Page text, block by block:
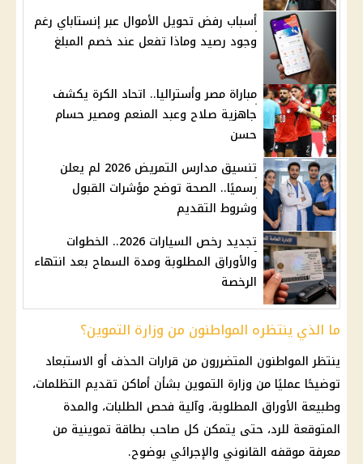
أسباب رفض تحويل الأموال عبر إنستاباي رغم
وجود رصيد وماذا تفعل عند خصم المبلغ
مباراة مصر وأستراليا.. اتحاد الكرة يكشف
جاهزية صلاح وعبد المنعم ومصير حسام
حسن
تنسيق مدارس التمريض 2026 لم يعلن
رسميًا.. الصحة توضح مؤشرات القبول
وشروط التقديم
تجديد رخص السيارات 2026.. الخطوات
والأوراق المطلوبة ومدة السماح بعد انتهاء
الرخصة
ما الذي ينتظره المواطنون من وزارة التموين؟
ينتظر المواطنون المتضررون من قرارات الحذف أو الاستبعاد
توضيحًا عمليًا من وزارة التموين بشأن أماكن تقديم التظلمات،
وطبيعة الأوراق المطلوبة، وآلية فحص الطلبات، والمدة
المتوقعة للرد، حتى يتمكن كل صاحب بطاقة تموينية من
معرفة موقفه القانوني والإجرائي بوضوح.